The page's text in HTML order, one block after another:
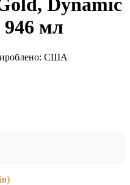
Dynamic
946 мл
США